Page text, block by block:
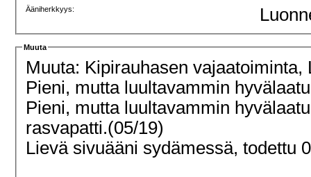
Ääniherkkyys:
Muuta
Muuta: Kipirauhasen
Pieni, mutta luultavammin
Pieni, mutta luultavammin
rasvapatti.(05/19)
Lievä sivuääni sydämessä, todettu